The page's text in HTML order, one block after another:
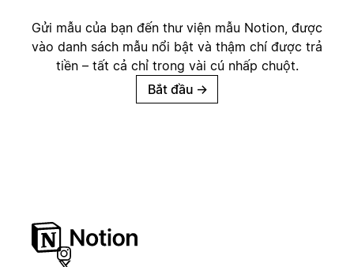
Gửi mẫu của bạn đến thư viện mẫu Notion, được
vào danh sách mẫu nổi bật và thậm chí được trả
tiền – tất cả chỉ trong vài cú nhấp chuột.
Bắt đầu →